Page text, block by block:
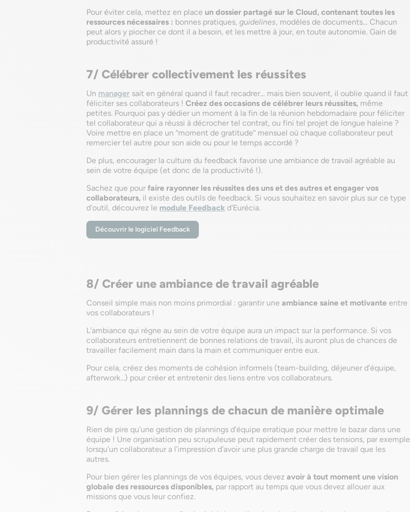
Pour éviter cela, mettez en place un dossier partagé sur le Cloud, contenant toutes les
ressources nécessaires : bonnes pratiques, guidelines, modèles de documents… Chacun
peut alors y piocher ce dont il a besoin, et les mettre à jour, en toute autonomie. Gain de
productivité assuré !
7/ Célébrer collectivement les réussites
Un manager sait en général quand il faut recadrer… mais bien souvent, il oublie quand il faut
féliciter ses collaborateurs ! Créez des occasions de célébrer leurs réussites, même
petites. Pourquoi pas y dédier un moment à la fin de la réunion hebdomadaire pour féliciter
tel collaborateur qui a réussi à décrocher tel contrat, ou fini tel projet de longue haleine ?
Voire mettre en place un “moment de gratitude” mensuel où chaque collaborateur peut
remercier tel autre pour son aide ou pour le temps accordé ?
De plus, encourager la culture du feedback favorise une ambiance de travail agréable au
sein de votre équipe (et donc de la productivité !).
Sachez que pour faire rayonner les réussites des uns et des autres et engager vos
collaborateurs, il existe des outils de feedback. Si vous souhaitez en savoir plus sur ce type
d'outil, découvrez le module Feedback d'Eurécia.
Découvrir le logiciel Feedback
8/ Créer une ambiance de travail agréable
Conseil simple mais non moins primordial : garantir une ambiance saine et motivante entre
vos collaborateurs !
L’ambiance qui règne au sein de votre équipe aura un impact sur la performance. Si vos
collaborateurs entretiennent de bonnes relations de travail, ils auront plus de chances de
travailler facilement main dans la main et communiquer entre eux.
Pour cela, créez des moments de cohésion informels (team-building, déjeuner d’équipe,
afterwork...) pour créer et entretenir des liens entre vos collaborateurs.
9/ Gérer les plannings de chacun de manière optimale
Rien de pire qu’une gestion de plannings d’équipe erratique pour mettre le bazar dans une
équipe ! Une organisation peu scrupuleuse peut rapidement créer des tensions, par exemple
lorsqu’un collaborateur a l’impression d’avoir une plus grande charge de travail que les
autres.
Pour bien gérer les plannings de vos équipes, vous devez avoir à tout moment une vision
globale des ressources disponibles, par rapport au temps que vous devez allouer aux
missions que vous leur confiez.